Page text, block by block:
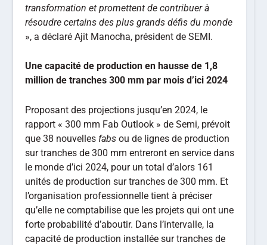
transformation et promettent de contribuer à
résoudre certains des plus grands défis du monde
», a déclaré Ajit Manocha, président de SEMI.
Une capacité de production en hausse de 1,8
million de tranches 300 mm par mois d’ici 2024
Proposant des projections jusqu’en 2024, le
rapport « 300 mm Fab Outlook » de Semi, prévoit
que 38 nouvelles fabs ou de lignes de production
sur tranches de 300 mm entreront en service dans
le monde d’ici 2024, pour un total d’alors 161
unités de production sur tranches de 300 mm. Et
l’organisation professionnelle tient à préciser
qu’elle ne comptabilise que les projets qui ont une
forte probabilité d’aboutir. Dans l’intervalle, la
capacité de production installée sur tranches de